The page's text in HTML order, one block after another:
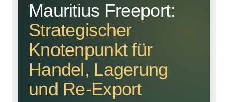
Mauritius Freeport:
Strategischer
Knotenpunkt für
Handel, Lagerung
und Re-Export